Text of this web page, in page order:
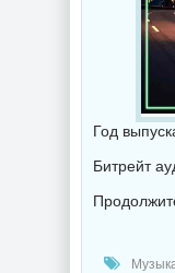
Год
Битрейт
Музыка 2024 года /